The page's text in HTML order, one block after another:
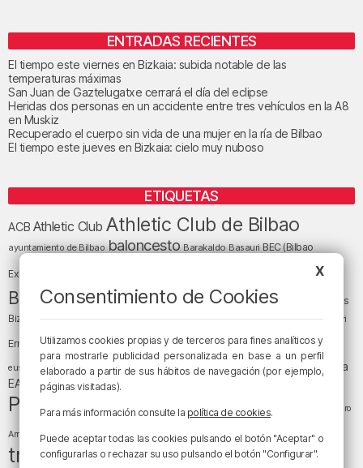
ENTRADAS RECIENTES
El tiempo este viernes en Bizkaia: subida notable de las
temperaturas máximas
San Juan de Gaztelugatxe cerrará el día del eclipse
Heridas dos personas en un accidente entre tres vehículos en la A8
en Muskiz
Recuperado el cuerpo sin vida de una mujer en la ría de Bilbao
El tiempo este jueves en Bizkaia: cielo muy nuboso
ETIQUETAS
ACB Athletic Club Athletic Club de Bilbao
ayuntamiento de Bilbao baloncesto Barakaldo Basauri BEC (Bilbao
Exhibition Center) Bizkaia
Bizkaia y sus comarcas Copa del Rey cultura
Cáritas
Bizkaia
Deusto Diócesis de Bilbao Egunon Bizkaia el tiempo Enkarterri
Ernesto Valverde Ertzaintza Euskadi (País Vasco)
euskera fiestas fútbol Gobierno vasco juanma jubera LaLiga LaLiga
EA Sports Liga Endesa
Política religión San Mamés sociedad sucesos Teatro
Arriaga tiempo tiempo atmosférico tráfico
tráfico en Bizkaia
X
Consentimiento de Cookies
Utilizamos cookies propias y de terceros para fines analíticos y
para mostrarle publicidad personalizada en base a un perfil
elaborado a partir de sus hábitos de navegación (por ejemplo,
páginas visitadas).
Para más información consulte la política de cookies.
Puede aceptar todas las cookies pulsando el botón "Aceptar" o
configurarlas o rechazar su uso pulsando el botón "Configurar".